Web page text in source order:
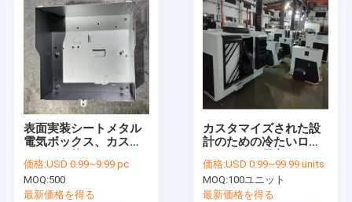
表面実装シートメタル
電気ボックス、カスタ
ウト数と構成
価格:USD 0.99~9.99 pc
MOQ:500
最新価格を得る
カスタマイズされた設
計のための冷たいロー
ト金属加工ハウジング
価格:USD 0.99~99.99 units
MOQ:100ユニット
最新価格を得る